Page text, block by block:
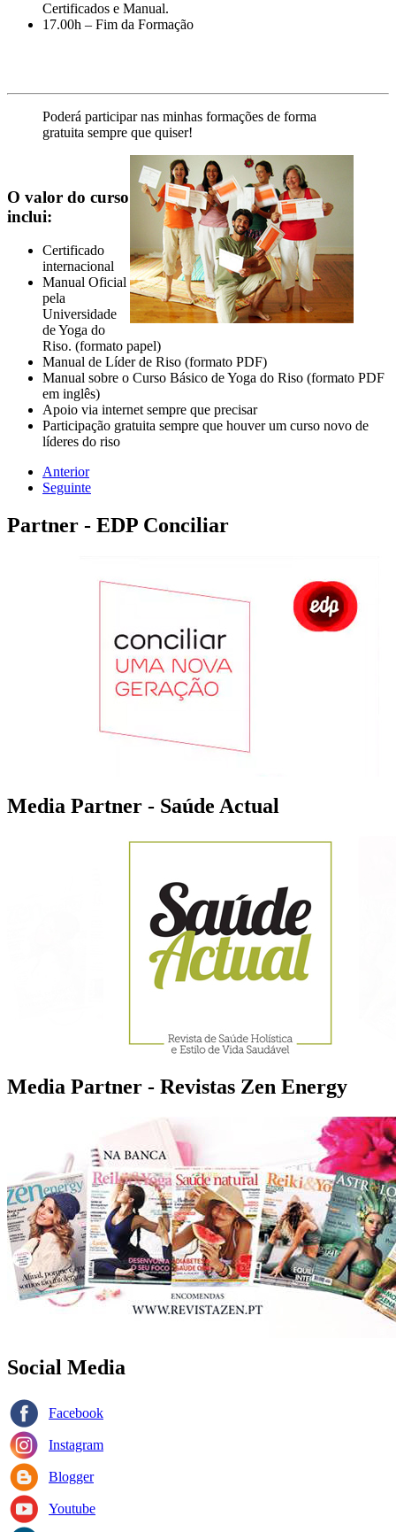
Certificados e Manual.
17.00h – Fim da Formação
Poderá participar nas minhas formações de forma
gratuita sempre que quiser!
O valor do curso
inclui:
Certificado
internacional
Manual Oficial
pela
Universidade
de Yoga do
Riso. (formato papel)
Manual de Líder de Riso (formato PDF)
Manual sobre o Curso Básico de Yoga do Riso (formato PDF
em inglês)
Apoio via internet sempre que precisar
Participação gratuita sempre que houver um curso novo de
líderes do riso
Anterior
Seguinte
Partner - EDP Conciliar
Media Partner - Saúde Actual
Media Partner - Revistas Zen Energy
Social Media
Facebook
Instagram
Blogger
Youtube